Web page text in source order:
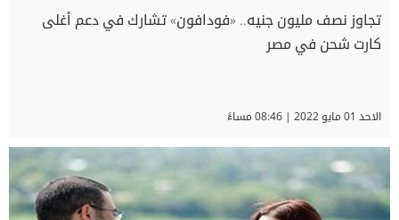
تجاوز نصف مليون جنيه.. «فودافون» تشارك في دعم أغلى
كارت شحن في مصر
الاحد 01 مايو 2022 | 08:46 مساءً